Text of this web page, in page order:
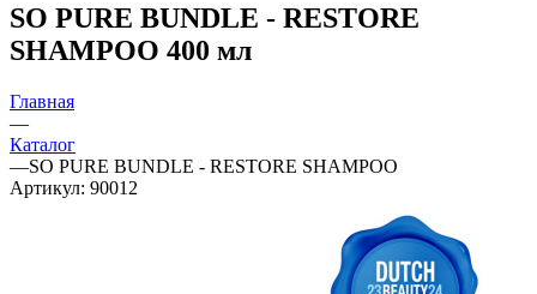
SO PURE BUNDLE - RESTORE
SHAMPOO 400 мл
Главная
—
Каталог
—SO PURE BUNDLE - RESTORE SHAMPOO
Артикул: 90012